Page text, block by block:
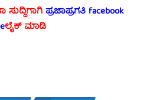
ಸುದ್ದಿಗಾಗಿ ಪ್ರಜಾಪ್ರಗತಿ facebook
ಲೈಕ್ ಮಾಡಿ